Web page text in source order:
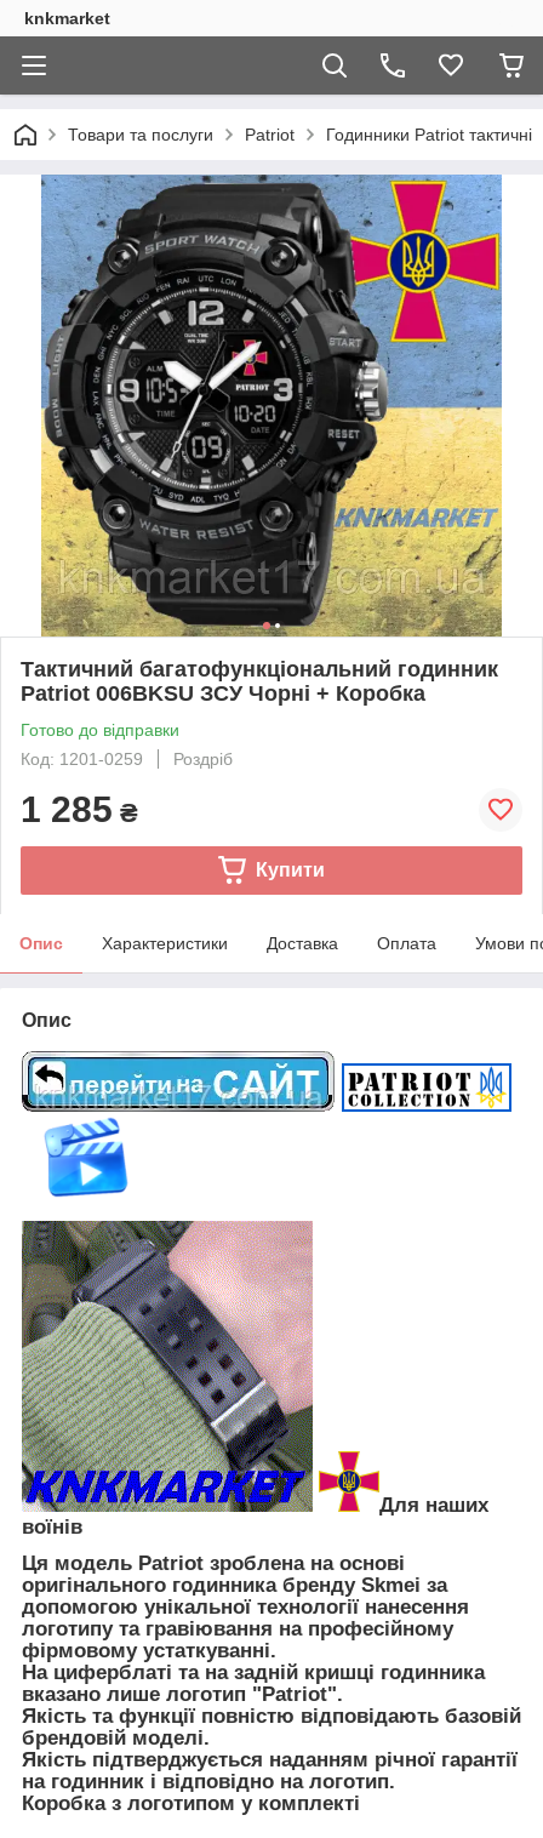
knkmarket
Товари та послуги Patriot Годинники Patriot тактичні
Тактичний багатофункціональний годинник
Patriot 006BKSU ЗСУ Чорні + Коробка
Готово до відправки
Код: 1201-0259
Роздріб
1 285 ₴
Купити
Опис Характеристики Доставка Оплата Умови
Опис
Для наших
воїнів
Ця модель Patriot зроблена на основі
оригінального годинника бренду Skmei за
допомогою унікальної технології нанесення
логотипу та гравіювання на професійному
фірмовому устаткуванні.
На циферблаті та на задній кришці годинника
вказано лише логотип "Patriot".
Якість та функції повністю відповідають базовій
брендовій моделі.
Якість підтверджується наданням річної гарантії
на годинник і відповідно на логотип.
Коробка з логотипом у комплекті